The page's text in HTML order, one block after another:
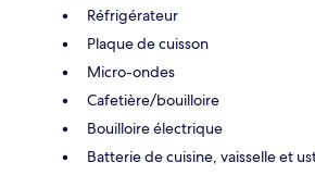
Réfrigérateur
Plaque de cuisson
Micro-ondes
Cafetière/bouilloire
Bouilloire électrique
Batterie de cuisine, vaisselle et